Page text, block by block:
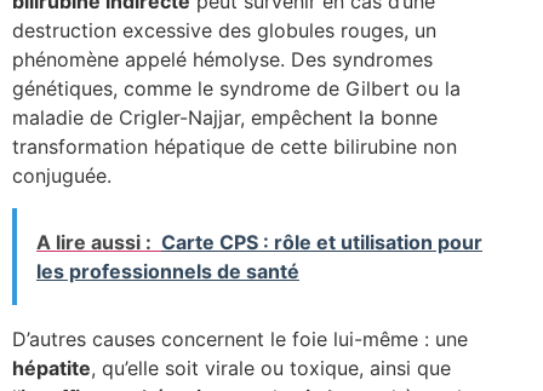
destruction excessive des globules rouges, un
phénomène appelé hémolyse. Des syndromes
génétiques, comme le syndrome de Gilbert ou la
maladie de Crigler-Najjar, empêchent la bonne
transformation hépatique de cette bilirubine non
conjuguée.
A lire aussi : Carte CPS : rôle et utilisation pour
les professionnels de santé
D’autres causes concernent le foie lui-même : une
hépatite, qu’elle soit virale ou toxique, ainsi que